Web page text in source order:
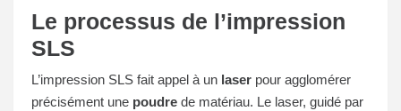
Le processus de l’impression
SLS
L’impression SLS fait appel à un laser pour agglomérer
précisément une poudre de matériau. Le laser, guidé par